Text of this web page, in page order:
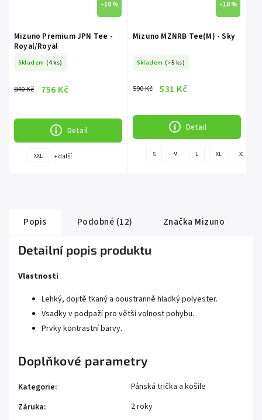
–10 %
Mizuno Premium JPN Tee -
Royal/Royal
Skladem (4 ks)
840 Kč 756 Kč
Detail
XXL + další
–10 %
Mizuno MZNRB Tee(M) - Sky
Skladem (>5 ks)
590 Kč 531 Kč
Detail
S M L XL XXL
Popis Podobné (12) Značka Mizuno
Detailní popis produktu
Vlastnosti
Lehký, dojitě tkaný a ooustranně hladký polyester.
Vsadky v podpaží pro větší volnost pohybu.
Prvky kontrastní barvy.
Doplňkové parametry
Kategorie:
Pánská trička a košile
Záruka:
2 roky